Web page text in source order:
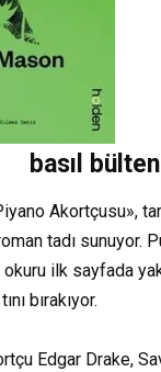
basıl
Akortçusu»,
tadı sunuyor.
ilk sayfada
bırakıyor.
Edgar Drake,